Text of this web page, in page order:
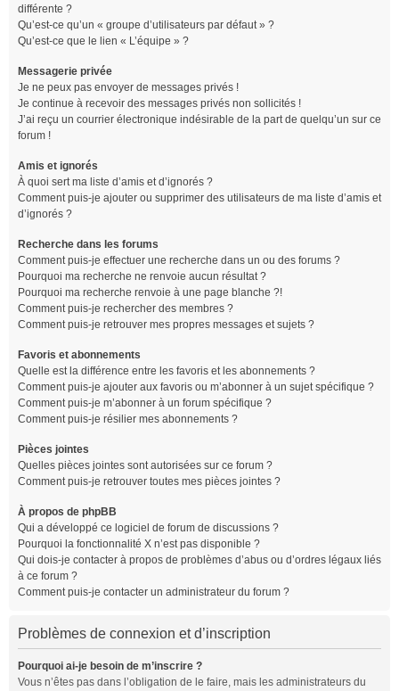
différente ?
Qu’est-ce qu’un « groupe d’utilisateurs par défaut » ?
Qu’est-ce que le lien « L’équipe » ?
Messagerie privée
Je ne peux pas envoyer de messages privés !
Je continue à recevoir des messages privés non sollicités !
J’ai reçu un courrier électronique indésirable de la part de quelqu’un sur ce
forum !
Amis et ignorés
À quoi sert ma liste d’amis et d’ignorés ?
Comment puis-je ajouter ou supprimer des utilisateurs de ma liste d’amis et
d’ignorés ?
Recherche dans les forums
Comment puis-je effectuer une recherche dans un ou des forums ?
Pourquoi ma recherche ne renvoie aucun résultat ?
Pourquoi ma recherche renvoie à une page blanche ?!
Comment puis-je rechercher des membres ?
Comment puis-je retrouver mes propres messages et sujets ?
Favoris et abonnements
Quelle est la différence entre les favoris et les abonnements ?
Comment puis-je ajouter aux favoris ou m’abonner à un sujet spécifique ?
Comment puis-je m’abonner à un forum spécifique ?
Comment puis-je résilier mes abonnements ?
Pièces jointes
Quelles pièces jointes sont autorisées sur ce forum ?
Comment puis-je retrouver toutes mes pièces jointes ?
À propos de phpBB
Qui a développé ce logiciel de forum de discussions ?
Pourquoi la fonctionnalité X n’est pas disponible ?
Qui dois-je contacter à propos de problèmes d’abus ou d’ordres légaux liés
à ce forum ?
Comment puis-je contacter un administrateur du forum ?
Problèmes de connexion et d’inscription
Pourquoi ai-je besoin de m’inscrire ?
Vous n’êtes pas dans l’obligation de le faire, mais les administrateurs du